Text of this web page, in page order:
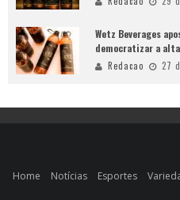
Wetz Beverages
democratizar a
Redacao 27
Home Notícias Esportes